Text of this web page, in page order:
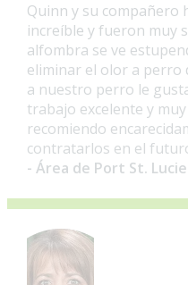
Quinn y su compañero
increíble y fueron muy
alfombra se ve
eliminar el olor a perro
a nuestro perro le
trabajo excelente y
recomiendo
contratarlos en el
- Área de Port St. Lucie